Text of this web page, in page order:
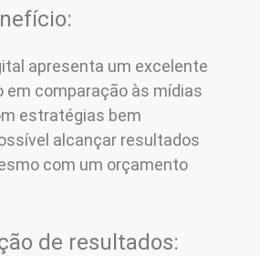
apresenta um excelente
comparação às mídias
estratégias bem
alcançar resultados
com um orçamento
de resultados: